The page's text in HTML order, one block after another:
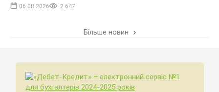
06.08.2026 2 647
Більше новин